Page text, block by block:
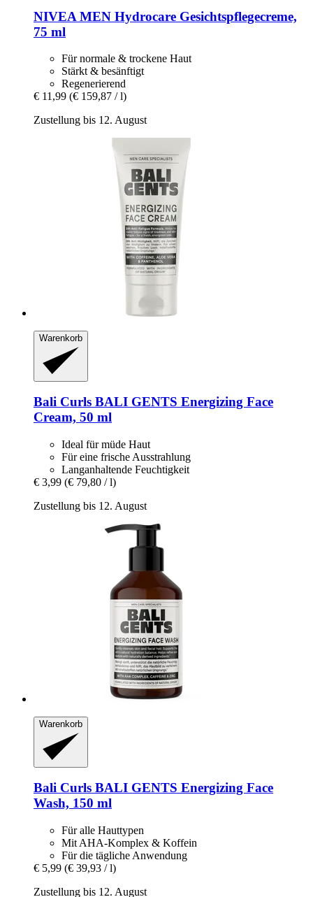
NIVEA MEN Hydrocare Gesichtspflegecreme,
75 ml
Für normale & trockene Haut
Stärkt & besänftigt
Regenerierend
€ 11,99 (€ 159,87 / l)
Zustellung bis 12. August
Warenkorb
Bali Curls BALI GENTS Energizing Face
Cream, 50 ml
Ideal für müde Haut
Für eine frische Ausstrahlung
Langanhaltende Feuchtigkeit
€ 3,99 (€ 79,80 / l)
Zustellung bis 12. August
Warenkorb
Bali Curls BALI GENTS Energizing Face
Wash, 150 ml
Für alle Hauttypen
Mit AHA-Komplex & Koffein
Für die tägliche Anwendung
€ 5,99 (€ 39,93 / l)
Zustellung bis 12. August